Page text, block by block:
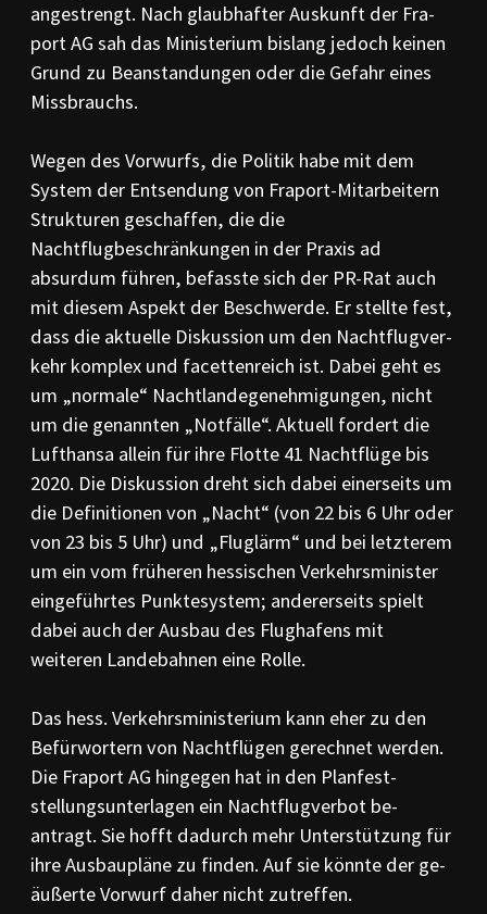
angestrengt. Nach glaub­hafter Aus­kunft der Fra­
port AG sah das Ministerium bislang jedoch keinen
Grund zu Be­an­­standungen oder die Ge­fahr eines
Miss­brauchs.
Wegen des Vorwurfs, die Politik habe mit dem
System der Entsendung von Fra­port-Mitarbei­tern
Strukturen geschaffen, die die
Nachtflugbeschränkungen in der Praxis ad
absurdum füh­ren, be­fasste sich der PR-Rat auch
mit diesem Aspekt der Beschwerde. Er stellte fest,
dass die aktuel­le Diskussion um den Nacht­flug­ver­
kehr komplex und facet­ten­reich ist. Dabei geht es
um „nor­male“ Nachtlande­genehmi­gun­gen, nicht
um die genann­ten „Notfäl­le“. Aktu­ell fordert die
Luft­­hansa allein für ihre Flotte 41 Nacht­flüge bis
2020. Die Diskussion dreht sich dabei einer­­seits um
die Definitionen von „Nacht“ (von 22 bis 6 Uhr oder
von 23 bis 5 Uhr) und „Flug­lärm“ und bei letzterem
um ein vom früheren hessi­schen Ver­kehrs­minister
eingeführtes Punkte­sys­tem; ande­rerseits spielt
dabei auch der Aus­bau des Flug­hafens mit
weiteren Lande­bahnen eine Rolle.
Das hess. Verkehrsmi­nisterium kann eher zu den
Befürwortern von Nacht­flü­gen ge­rechnet werden.
Die Fra­port AG hingegen hat in den Planfest­
stellungs­unterlagen ein Nacht­flugverbot be­
antragt. Sie hofft dadurch mehr Unterstützung für
ihre Aus­bau­pläne zu finden. Auf sie könnte der ge­
äußer­te Vorwurf daher nicht zu­tref­fen.